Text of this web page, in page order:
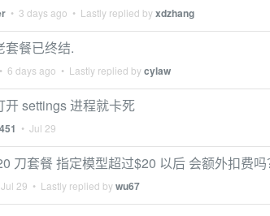
• 3 days ago • Lastly replied byxdzhang
套餐已终结.
• 6 days ago • Lastly replied bycylaw
开 settings 进程就卡死
• Jul 29
刀套餐 指定模型超过$20 以后 会额外扣费吗
Jul 29 • Lastly replied bywu67